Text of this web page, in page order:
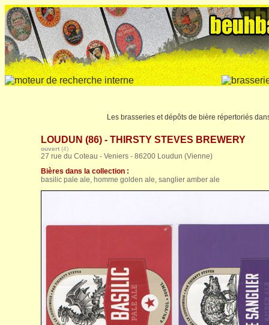
Les brasseries et dépôts de bière répertoriés
LOUDUN (86) - THIRSTY STEVES BREWERY
ouvert (4)
27 rue du Coteau - Veniers - 86200 Loudun (Vienne)
Bières dans la collection :
basilic pale ale, homme golden ale, sanglier amber ale